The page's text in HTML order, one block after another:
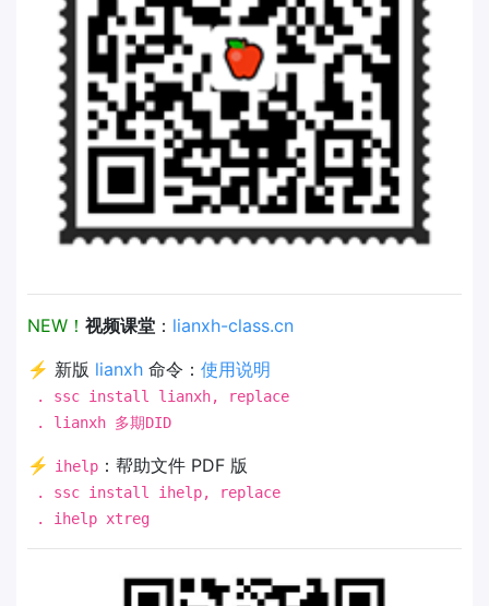
NEW！ 视频课堂 ： lianxh-class.cn
⚡ 新版 lianxh 命令： 使用说明
. ssc install lianxh, replace
. lianxh 多期DID
⚡ ihelp ：帮助文件 PDF 版
. ssc install ihelp, replace
. ihelp xtreg